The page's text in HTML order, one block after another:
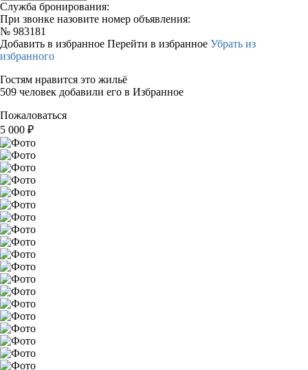
Служба бронирования:
При звонке назовите номер объявления:
№ 983181
Добавить в избранное Перейти в избранное Убрать из
избранного
Гостям нравится это жильё
509 человек добавили его в Избранное
Пожаловаться
5 000 ₽